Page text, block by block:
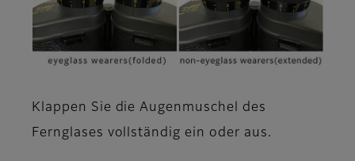
Klappen Sie die Augenmuschel des
Fernglases vollständig ein oder aus.